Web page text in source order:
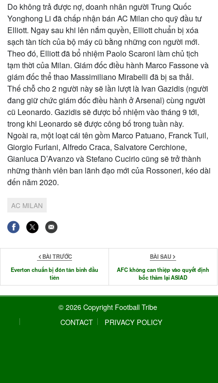
Do không trả được nợ, doanh nhân người Trung Quốc
Yonghong Li đã chấp nhận bán AC Milan cho quỹ đầu tư
Elliott. Ngay sau khi lên nắm quyền, Elliott chuẩn bị xóa
sạch tàn tích của bộ máy cũ bằng những con người mới.
Theo đó, Elliott đã bổ nhiệm Paolo Scaroni làm chủ tịch
tạm thời của Milan. Giám đốc điều hành Marco Fassone và
giám đốc thể thao Massimiliano Mirabelli đã bị sa thải.
Thế chỗ cho 2 người này sẽ lần lượt là Ivan Gazidis (người
đang giữ chức giám đốc điều hành ở Arsenal) cùng người
cũ Leonardo. Gazidis sẽ được bổ nhiệm vào tháng 9 tới,
trong khi Leonardo sẽ được công bố trong tuần này.
Ngoài ra, một loạt cái tên gồm Marco Patuano, Franck Tuil,
Giorgio Furlani, Alfredo Craca, Salvatore Cerchione,
Gianluca D’Avanzo và Stefano Cucirio cũng sẽ trở thành
những thành viên ban lãnh đạo mới của Rossoneri, kéo dài
đến năm 2020.
AC MILAN
BÀI TRƯỚC
Everton chuẩn bị đón tân binh đầu
tiên
BÀI SAU
AFC không can thiệp vào quyết định
bốc thăm lại ASIAD
© 2026 Copyright Football Tribe
CONTACT
PRIVACY POLICY